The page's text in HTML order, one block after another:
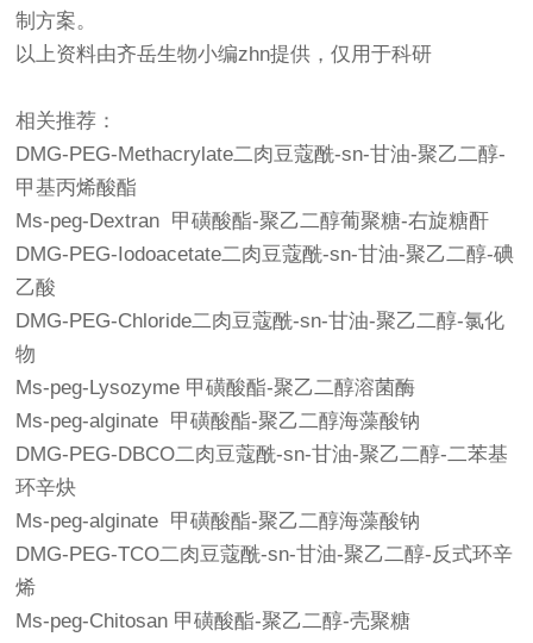
制方案。
以上资料由齐岳生物小编zhn提供，仅用于科研
相关推荐：
DMG-PEG-Methacrylate二肉豆蔻酰-sn-甘油-聚乙二醇-
甲基丙烯酸酯
Ms-peg-Dextran 甲磺酸酯-聚乙二醇葡聚糖-右旋糖酐
DMG-PEG-Iodoacetate二肉豆蔻酰-sn-甘油-聚乙二醇-碘
乙酸
DMG-PEG-Chloride二肉豆蔻酰-sn-甘油-聚乙二醇-氯化
物
Ms-peg-Lysozyme 甲磺酸酯-聚乙二醇溶菌酶
Ms-peg-alginate 甲磺酸酯-聚乙二醇海藻酸钠
DMG-PEG-DBCO二肉豆蔻酰-sn-甘油-聚乙二醇-二苯基
环辛炔
Ms-peg-alginate 甲磺酸酯-聚乙二醇海藻酸钠
DMG-PEG-TCO二肉豆蔻酰-sn-甘油-聚乙二醇-反式环辛
烯
Ms-peg-Chitosan 甲磺酸酯-聚乙二醇-壳聚糖